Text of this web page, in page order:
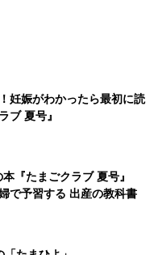
妊娠がわかったら最初に読
ブ 夏号』
『たまごクラブ 夏号』
で予習する 出産の教科書